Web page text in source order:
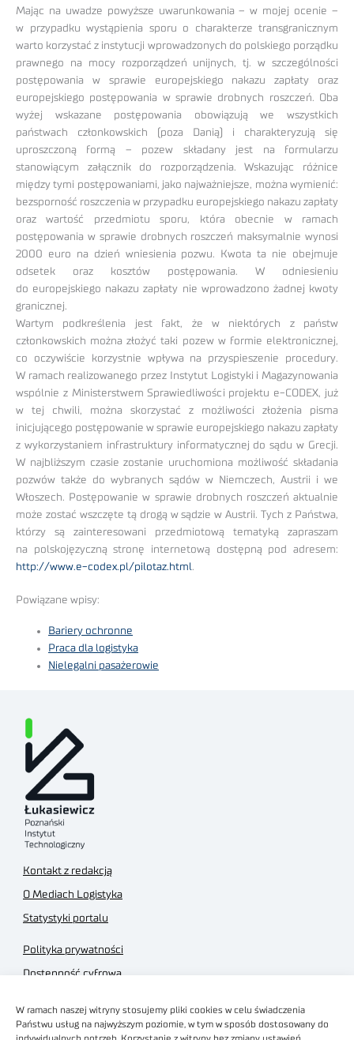
W ramach naszej witryny stosujemy pliki cookies w celu świadczenia
Państwu usług na najwyższym poziomie, w tym w sposób dostosowany do
Mając na uwadze powyższe uwarunkowania – w mojej ocenie –
w przypadku wystąpienia sporu o charakterze transgranicznym
warto korzystać z instytucji wprowadzonych do polskiego porządku
prawnego na mocy rozporządzeń unijnych, tj. w szczególności
postępowania w sprawie europejskiego nakazu zapłaty oraz
europejskiego postępowania w sprawie drobnych roszczeń. Oba
wyżej wskazane postępowania obowiązują we wszystkich
państwach członkowskich (poza Danią) i charakteryzują się
uproszczoną formą – pozew składany jest na formularzu
stanowiącym załącznik do rozporządzenia. Wskazując różnice
między tymi postępowaniami, jako najważniejsze, można wymienić:
bezsporność roszczenia w przypadku europejskiego nakazu zapłaty
oraz wartość przedmiotu sporu, która obecnie w ramach
postępowania w sprawie drobnych roszczeń maksymalnie wynosi
2000 euro na dzień wniesienia pozwu. Kwota ta nie obejmuje
odsetek oraz kosztów postępowania. W odniesieniu
do europejskiego nakazu zapłaty nie wprowadzono żadnej kwoty
granicznej.
Wartym podkreślenia jest fakt, że w niektórych z państw
członkowskich można złożyć taki pozew w formie elektronicznej,
co oczywiście korzystnie wpływa na przyspieszenie procedury.
W ramach realizowanego przez Instytut Logistyki i Magazynowania
wspólnie z Ministerstwem Sprawiedliwości projektu e-CODEX, już
w tej chwili, można skorzystać z możliwości złożenia pisma
inicjującego postępowanie w sprawie europejskiego nakazu zapłaty
z wykorzystaniem infrastruktury informatycznej do sądu w Grecji.
W najbliższym czasie zostanie uruchomiona możliwość składania
pozwów także do wybranych sądów w Niemczech, Austrii i we
Włoszech. Postępowanie w sprawie drobnych roszczeń aktualnie
może zostać wszczęte tą drogą w sądzie w Austrii. Tych z Państwa,
którzy są zainteresowani przedmiotową tematyką zapraszam
na polskojęzyczną stronę internetową dostępną pod adresem:
http://www.e-codex.pl/pilotaz.html.
Powiązane wpisy:
Bariery ochronne
Praca dla logistyka
Nielegalni pasażerowie
Kontakt z redakcją
O Mediach Logistyka
Statystyki portalu
Polityka prywatności
Dostępność cyfrowa
Regulamin sklepu